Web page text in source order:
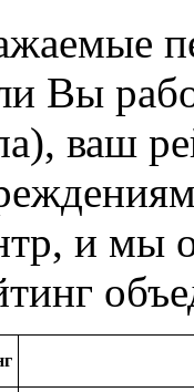
Вы
ваш
и мы